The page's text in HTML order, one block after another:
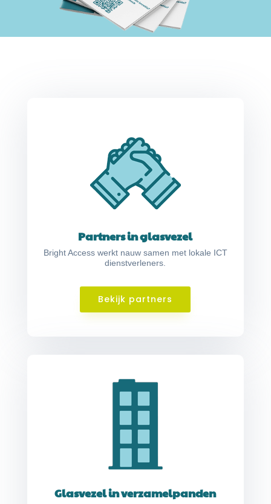
Partners in glasvezel
Bright Access werkt nauw samen met lokale ICT
dienstverleners.
Bekijk partners
Glasvezel in verzamelpanden